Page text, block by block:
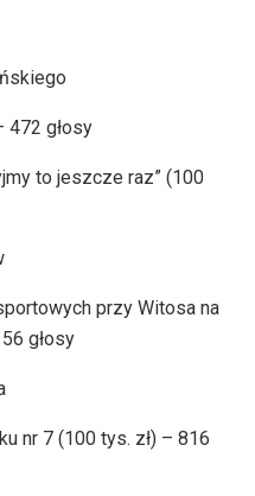
472 głosy
to jeszcze raz” (100
przy Witosa na
głosy
nr 7 (100 tys. zł) – 816